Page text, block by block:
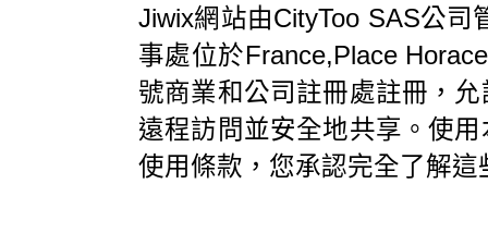
Jiwix網站由CityToo SAS公司
事處位於France,Place
號商業和公司註冊處註冊，
遠程訪問並安全地共享。使
使用條款，您承認完全了解